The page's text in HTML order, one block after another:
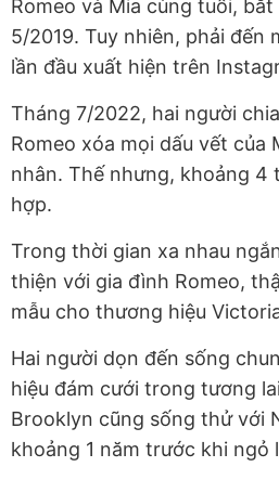
Romeo và Mia cùng tuổi,
5/2019. Tuy nhiên, phải đến
lần đầu xuất hiện trên
Tháng 7/2022, hai người
Romeo xóa mọi dấu vết của
nhân. Thế nhưng, khoảng 4
hợp.
Trong thời gian xa nhau
thiện với gia đình Romeo,
mẫu cho thương hiệu
Hai người dọn đến sống
hiệu đám cưới trong tương
Brooklyn cũng sống thử với
khoảng 1 năm trước khi ngỏ